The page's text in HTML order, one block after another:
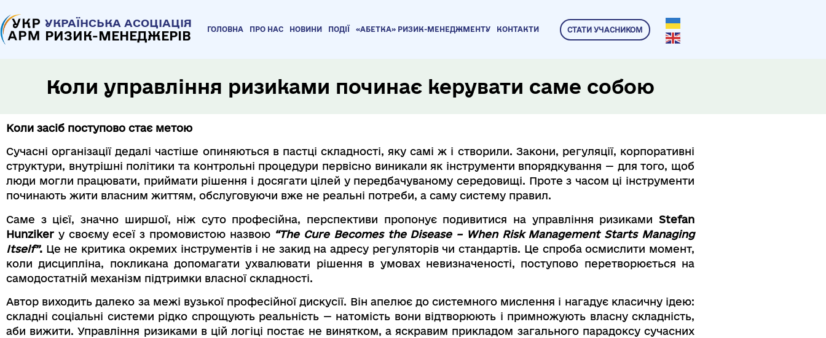
УКРАЇНСЬКА АСОЦІАЦІЯ
РИЗИК-МЕНЕДЖЕРІВ ГОЛОВНА ПРО НАС НОВИНИ ПОДІЇ «АБЕТКА» РИЗИК-МЕНЕДЖМЕНТУ КОНТАКТИ СТАТИ УЧАСНИКОМ
Коли управління ризиками починає керувати саме собою
Коли засіб поступово стає метою
Сучасні організації дедалі частіше опиняються в пастці складності, яку самі ж і створили. Закони, регуляції, корпоративні
структури, внутрішні політики та контрольні процедури первісно виникали як інструменти впорядкування — для того, щоб
люди могли працювати, приймати рішення і досягати цілей у передбачуваному середовищі. Проте з часом ці інструменти
починають жити власним життям, обслуговуючи вже не реальні потреби, а саму систему правил.
Саме з цієї, значно ширшої, ніж суто професійна, перспективи пропонує подивитися на управління ризиками Stefan
Hunziker у своєму есеї з промовистою назвою “The Cure Becomes the Disease – When Risk Management Starts Managing
Itself”. Це не критика окремих інструментів і не закид на адресу регуляторів чи стандартів. Це спроба осмислити момент,
коли дисципліна, покликана допомагати ухвалювати рішення в умовах невизначеності, поступово перетворюється на
самодостатній механізм підтримки власної складності.
Автор виходить далеко за межі вузької професійної дискусії. Він апелює до системного мислення і нагадує класичну ідею:
складні соціальні системи рідко спрощують реальність — натомість вони відтворюють і примножують власну складність,
аби вижити. Управління ризиками в цій логіці постає не винятком, а яскравим прикладом загального парадоксу сучасних